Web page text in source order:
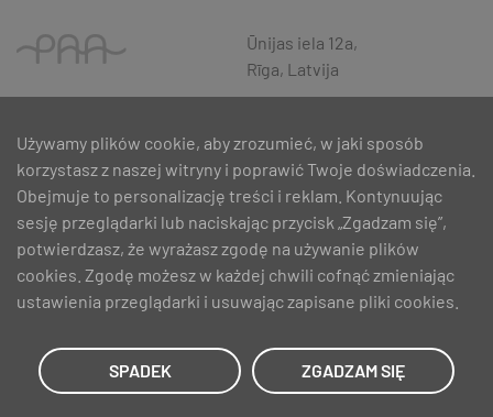
Ūnijas iela 12a,
Rīga, Latvija
saņemšanu pasākuma “Atbalsts MVU inovatīvas uzņēmējdarbības
attīstībai”, ko līdzfinansē Eiropas Reģionālās attīstības fonds.
Używamy plików cookie, aby zrozumieć, w jaki sposób
korzystasz z naszej witryny i poprawić Twoje doświadczenia.
Obejmuje to personalizację treści i reklam. Kontynuując
sesję przeglądarki lub naciskając przycisk „Zgadzam się”,
potwierdzasz, że wyrażasz zgodę na używanie plików
cookies. Zgodę możesz w każdej chwili cofnąć zmieniając
ustawienia przeglądarki i usuwając zapisane pliki cookies.
SPADEK ZGADZAM SIĘ